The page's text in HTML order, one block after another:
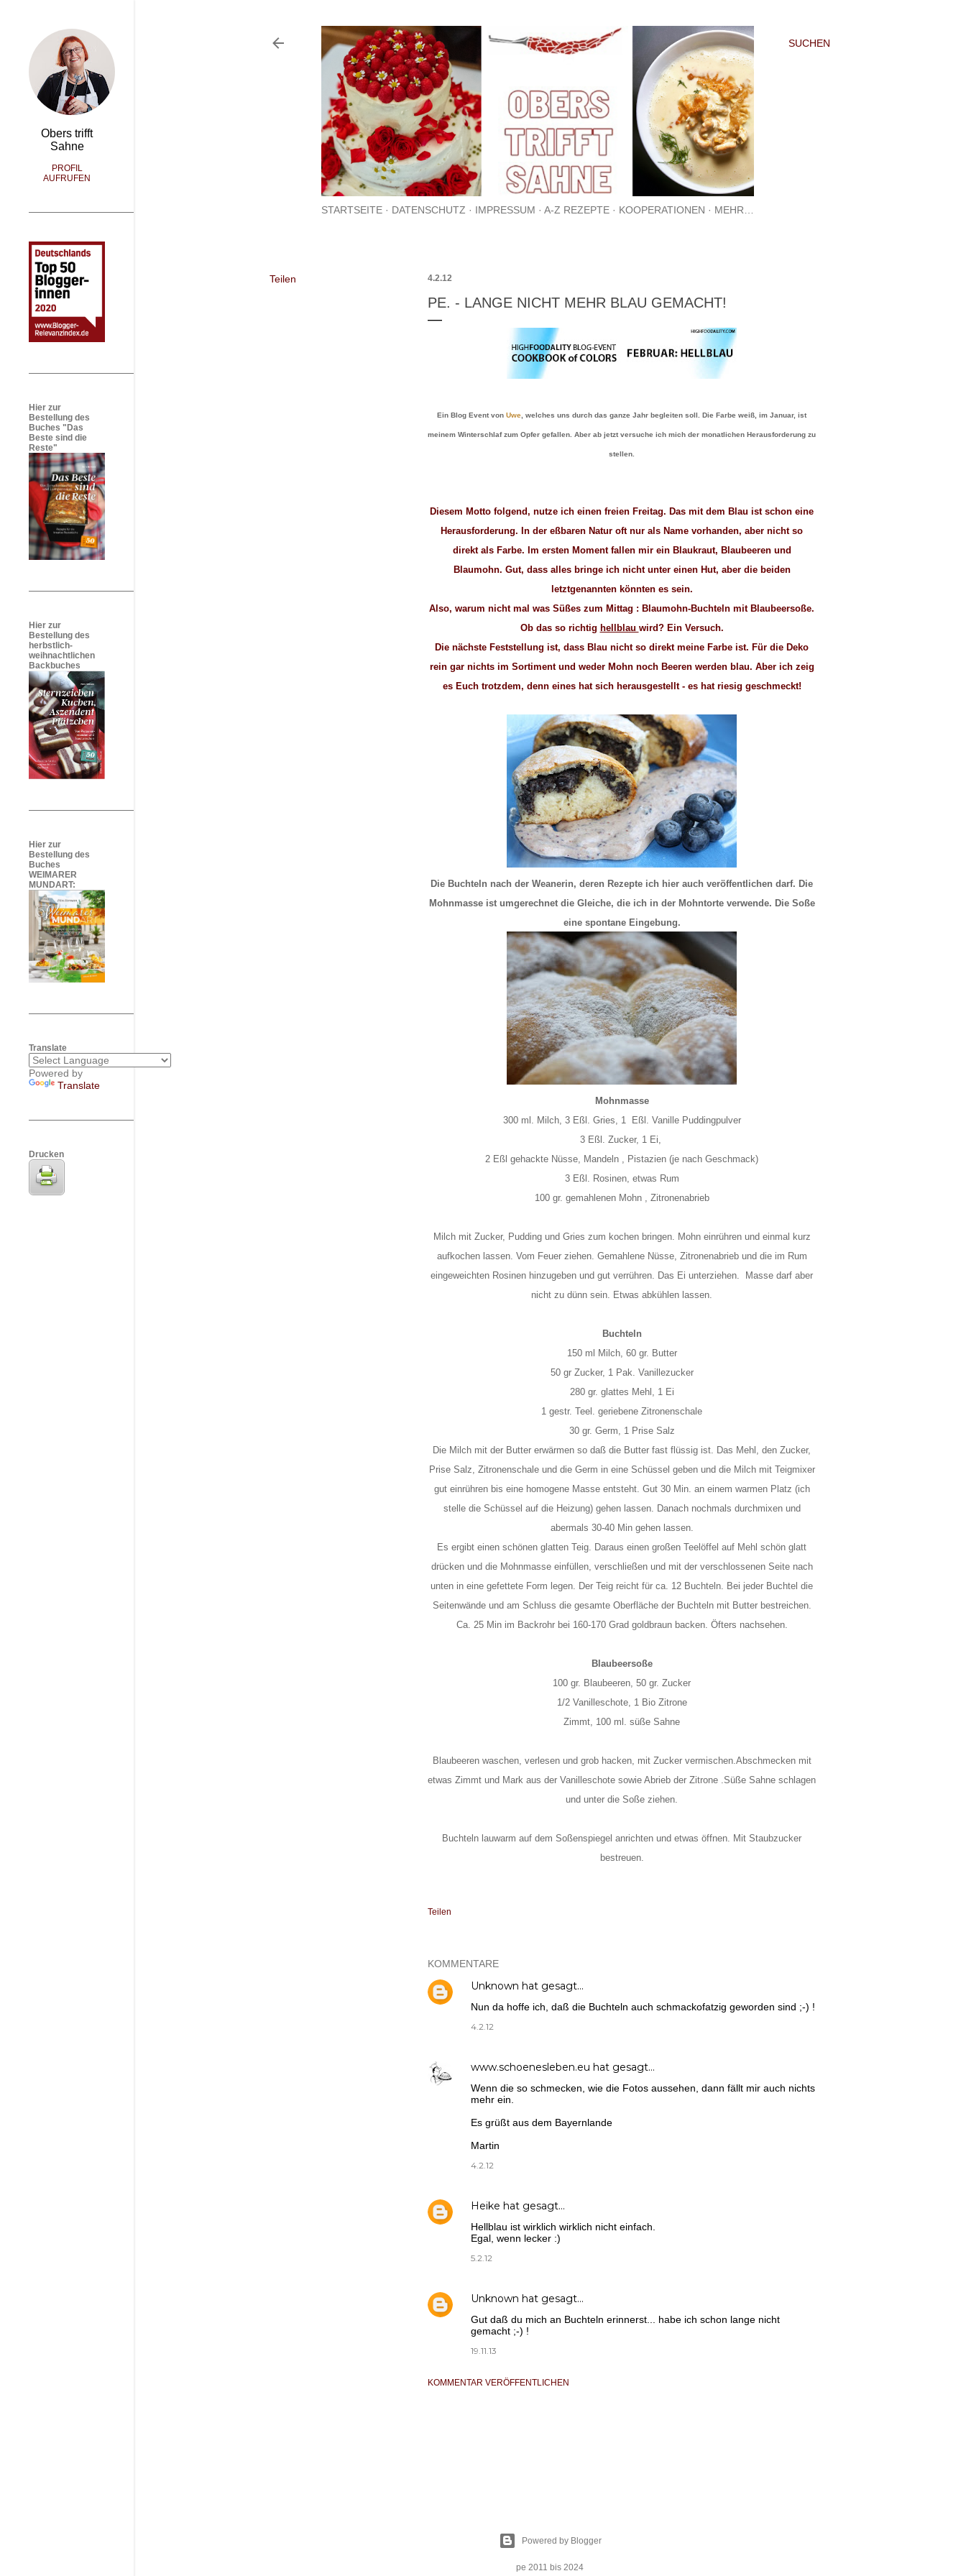
SUCHEN
STARTSEITE DATENSCHUTZ IMPRESSUM A-Z REZEPTE KOOPERATIONEN MEHR…
Teilen 4.2.12
PE. - LANGE NICHT MEHR BLAU GEMACHT!
Ein Blog Event von Uwe , welches uns durch das ganze Jahr begleiten soll. Die Farbe weiß, im Januar, ist
meinem Winterschlaf zum Opfer gefallen. Aber ab jetzt versuche ich mich der monatlichen Herausforderung zu
stellen.
Diesem Motto folgend, nutze ich einen freien Freitag. Das mit dem Blau ist schon eine
Herausforderung. In der eßbaren Natur oft nur als Name vorhanden, aber nicht so
direkt als Farbe. Im ersten Moment fallen mir ein Blaukraut, Blaubeeren und
Blaumohn. Gut, dass alles bringe ich nicht unter einen Hut, aber die beiden
letztgenannten könnten es sein.
Also, warum nicht mal was Süßes zum Mittag : Blaumohn-Buchteln mit Blaubeersoße.
Ob das so richtig hellblau wird? Ein Versuch.
Die nächste Feststellung ist, dass Blau nicht so direkt meine Farbe ist. Für die Deko
rein gar nichts im Sortiment und weder Mohn noch Beeren werden blau. Aber ich zeig
es Euch trotzdem, denn eines hat sich herausgestellt - es hat riesig geschmeckt!
Die Buchteln nach der Weanerin, deren Rezepte ich hier auch veröffentlichen darf. Die
Mohnmasse ist umgerechnet die Gleiche, die ich in der Mohntorte verwende. Die Soße
eine spontane Eingebung.
Mohnmasse
300 ml. Milch, 3 Eßl. Gries, 1 Eßl. Vanille Puddingpulver
3 Eßl. Zucker, 1 Ei,
2 Eßl gehackte Nüsse, Mandeln , Pistazien (je nach Geschmack)
3 Eßl. Rosinen, etwas Rum
100 gr. gemahlenen Mohn , Zitronenabrieb
Milch mit Zucker, Pudding und Gries zum kochen bringen. Mohn einrühren und einmal kurz
aufkochen lassen. Vom Feuer ziehen. Gemahlene Nüsse, Zitronenabrieb und die im Rum
eingeweichten Rosinen hinzugeben und gut verrühren. Das Ei unterziehen. Masse darf aber
nicht zu dünn sein. Etwas abkühlen lassen.
Buchteln
150 ml Milch, 60 gr. Butter
50 gr Zucker, 1 Pak. Vanillezucker
280 gr. glattes Mehl, 1 Ei
1 gestr. Teel. geriebene Zitronenschale
30 gr. Germ, 1 Prise Salz
Die Milch mit der Butter erwärmen so daß die Butter fast flüssig ist. Das Mehl, den Zucker,
Prise Salz, Zitronenschale und die Germ in eine Schüssel geben und die Milch mit Teigmixer
gut einrühren bis eine homogene Masse entsteht. Gut 30 Min. an einem warmen Platz (ich
stelle die Schüssel auf die Heizung) gehen lassen. Danach nochmals durchmixen und
abermals 30-40 Min gehen lassen.
Es ergibt einen schönen glatten Teig. Daraus einen großen Teelöffel auf Mehl schön glatt
drücken und die Mohnmasse einfüllen, verschließen und mit der verschlossenen Seite nach
unten in eine gefettete Form legen. Der Teig reicht für ca. 12 Buchteln. Bei jeder Buchtel die
Seitenwände und am Schluss die gesamte Oberfläche der Buchteln mit Butter bestreichen.
Ca. 25 Min im Backrohr bei 160-170 Grad goldbraun backen. Öfters nachsehen.
Blaubeersoße
100 gr. Blaubeeren, 50 gr. Zucker
1/2 Vanilleschote, 1 Bio Zitrone
Zimmt, 100 ml. süße Sahne
Blaubeeren waschen, verlesen und grob hacken, mit Zucker vermischen.Abschmecken mit
etwas Zimmt und Mark aus der Vanilleschote sowie Abrieb der Zitrone .Süße Sahne schlagen
und unter die Soße ziehen.
Buchteln lauwarm auf dem Soßenspiegel anrichten und etwas öffnen. Mit Staubzucker
bestreuen.
Teilen
KOMMENTARE
Unknown hat gesagt…
Nun da hoffe ich, daß die Buchteln auch schmackofatzig geworden sind ;-) !
4.2.12
www.schoenesleben.eu hat gesagt…
Wenn die so schmecken, wie die Fotos aussehen, dann fällt mir auch nichts
mehr ein.
Es grüßt aus dem Bayernlande
Martin
4.2.12
Heike hat gesagt…
Hellblau ist wirklich wirklich nicht einfach.
Egal, wenn lecker :)
5.2.12
Unknown hat gesagt…
Gut daß du mich an Buchteln erinnerst... habe ich schon lange nicht
gemacht ;-) !
19.11.13
KOMMENTAR VERÖFFENTLICHEN
Powered by Blogger
pe 2011 bis 2024
Obers trifft
Sahne
PROFIL
AUFRUFEN
Hier zur
Bestellung des
Buches "Das
Beste sind die
Reste"
Hier zur
Bestellung des
herbstlich-
weihnachtlichen
Backbuches
Hier zur
Bestellung des
Buches
WEIMARER
MUNDART:
Translate
Powered by
Translate
Drucken